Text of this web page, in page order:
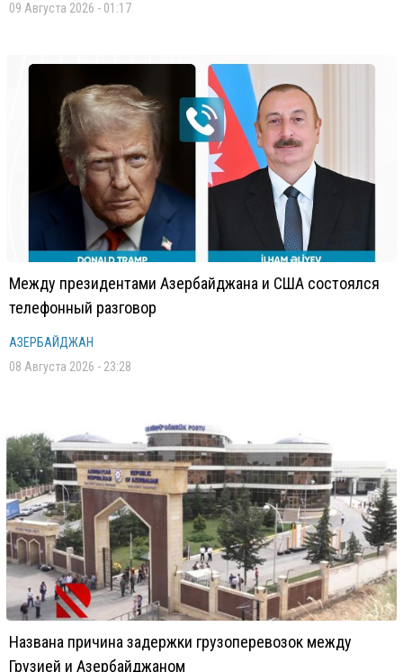
09 Августа 2026 - 01:17
Между президентами Азербайджана и США состоялся
телефонный разговор
АЗЕРБАЙДЖАН
08 Августа 2026 - 23:28
Названа причина задержки грузоперевозок между
Грузией и Азербайджаном